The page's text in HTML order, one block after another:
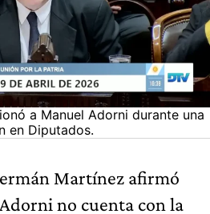
a Manuel Adorni durante una
en Diputados.
Martínez afirmó
no cuenta con la